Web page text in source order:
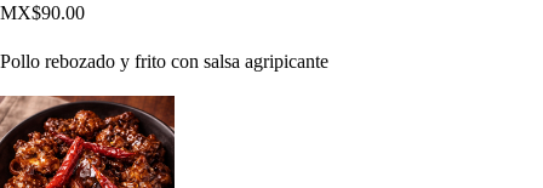
MX$90.00
Pollo rebozado y frito con salsa agripicante